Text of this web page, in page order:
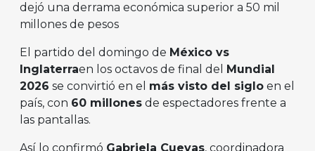
dejó una derrama económica superior a 50 mil
millones de pesos
El partido del domingo de México vs
Inglaterraen los octavos de final del
Mundial
2026 se convirtió en el más visto del siglo en el
país, con 60 millones de espectadores frente a
las pantallas.
Así lo confirmó Gabriela Cuevas, coordinadora